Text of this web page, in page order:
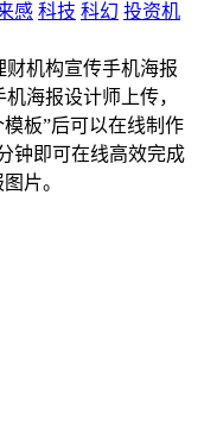
感 科技 科幻 投资机
财机构宣传手机海报
海报设计师上传，
模板”后可以在线制作
钟即可在线高效完成
片。